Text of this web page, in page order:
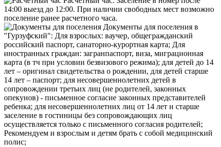
14:00 выезд до 12:00. При наличии свободных мест возможно
поселение ранее расчетного часа.
Документы для поселения в
"Гурзуфский": Для взрослых: ваучер, общегражданский
российский паспорт, санаторно-курортная карта; Для
иностранных граждан: загранпаспорт, виза, миграционная
карта (в тч при условии безвизового режима); для детей до 14
лет – оригинал свидетельства о рождении, для детей старше
14 лет – паспорт; для несовершеннолетних детей в
сопровождении третьих лиц (не родителей, законных
опекунов) - письменное согласие законных представителей
ребенка; для несовершеннолетних лиц от 14 лет и старше
заселение в гостиницы без сопровождающих лиц
осуществляется только с письменного согласия родителей;
Рекомендуем и взрослым и детям брать с собой медицинский
полис;